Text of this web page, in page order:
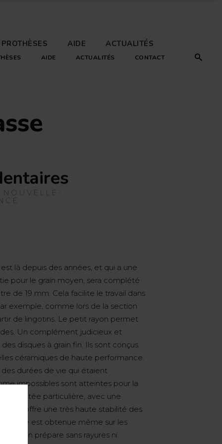
AIDE ACTUALITÉS CONTACT
AIDE ACTUALITÉS
là depuis des années, et qui a une
pour le grain moyen, sera complété
de 19 mm. Cela facilite le travail dans
exemple, comme lors de la section
de lingotins. Le petit rayon permet
Un complément judicieux et
disques à grain fin. Ils sont conçus
céramiques de haute performance.
durées de vie qui étaient
impossibles sont atteintes pour la
diamantée particulière, avec une
offre une très haute stabilité des
parfaite est obtenue même sur les
fin prépare sans rayures ni